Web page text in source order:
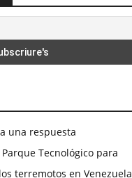
una respuesta
Tecnológico para
terremotos en Venezuela